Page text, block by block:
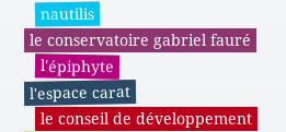
nautilis
le conservatoire gabriel fauré
l'épiphyte
l'espace carat
le conseil de développement